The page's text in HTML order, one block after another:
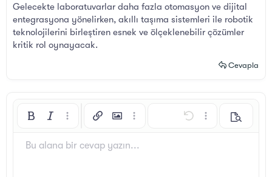
Gelecekte laboratuvarlar daha fazla otomasyon ve dijital
entegrasyona yönelirken, akıllı taşıma sistemleri ile robotik
teknolojilerini birleştiren esnek ve ölçeklenebilir çözümler
kritik rol oynayacak.
Cevapla
Kalın Yatık Daha fazla seçenek…
Bağlantı ekle
Resim ekleDaha fazla seçenek…
Geri alDaha fazlaÖnizleme
Yazı boyutu
9
Metin rengi
Yazı tipi Arial
List Hizalama yötemleri
İfadelerGIF ekle
AlıntıMedyaTablo ekleYatay çizgi ekle
ileri alBB Kod aç/kapat
Biçimlendirmeyi kaldır
TaslaklarTaslağı kaydet
Bu alana bir cevap yazın...